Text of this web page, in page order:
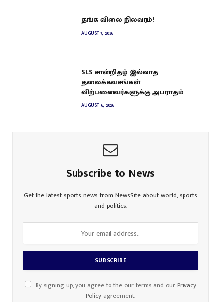
தங்க விலை நிலவரம்!
AUGUST 7, 2026
SLS சான்றிதழ் இல்லாத
தலைக்கவசங்கள்
விற்பனைவர்களுக்கு அபராதம்
AUGUST 6, 2026
Subscribe to News
Get the latest sports news from NewsSite about world, sports
and politics.
By signing up, you agree to the our terms and ourPrivacy
Policy agreement.